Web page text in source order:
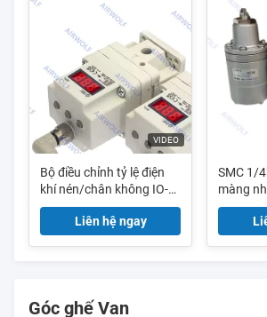
VIDEO
Bộ điều chỉnh tỷ lệ điện
khí nén/chân không IO-
Link SMC
ITV1000/2000/3000
0.005 đến 0.1 MPa 0.005
Liên hệ ngay
SMC 1/
màng
đơn/kép
IL201-
02B
Góc ghế Van